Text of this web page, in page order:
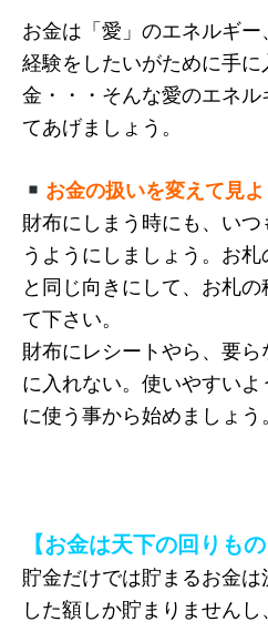
お金は「愛」のエネルギ
経験をしたいがために手に
金・・・そんな愛のエネ
てあげましょう。
お金の扱いを変えて見よ
財布にしまう時にも、い
うようにしましょう。お
と同じ向きにして、お札
て下さい。
財布にレシートやら、要
に入れない。使いやすい
に使う事から始めましょう。
【お金は天下の回りもの
貯金だけでは貯まるお金
した額しか貯まりません